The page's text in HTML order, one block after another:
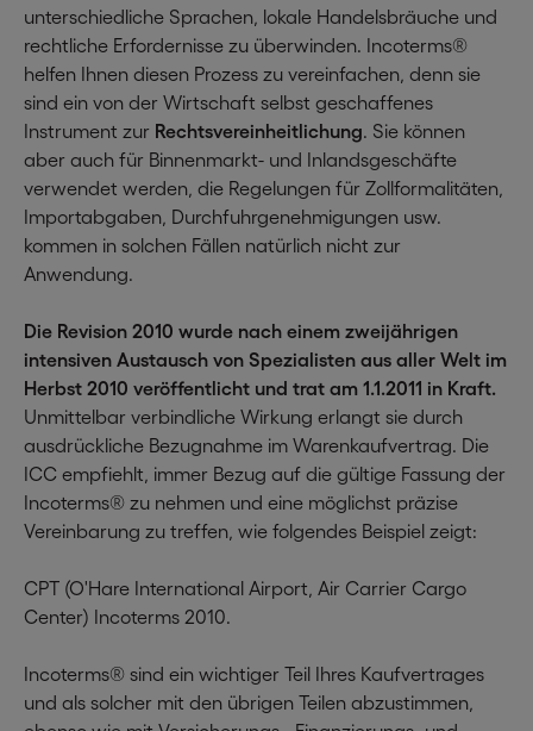
unterschiedliche Sprachen, lokale Handelsbräuche und
rechtliche Erfordernisse zu überwinden. Incoterms®
helfen Ihnen diesen Prozess zu vereinfachen, denn sie
sind ein von der Wirtschaft selbst geschaffenes
Instrument zur Rechtsvereinheitlichung. Sie können
aber auch für Binnenmarkt- und Inlandsgeschäfte
verwendet werden, die Regelungen für Zollformalitäten,
Importabgaben, Durchfuhrgenehmigungen usw.
kommen in solchen Fällen natürlich nicht zur
Anwendung.
Die Revision 2010 wurde nach einem zweijährigen
intensiven Austausch von Spezialisten aus aller Welt im
Herbst 2010 veröffentlicht und trat am 1.1.2011 in Kraft.
Unmittelbar verbindliche Wirkung erlangt sie durch
ausdrückliche Bezugnahme im Warenkaufvertrag. Die
ICC empfiehlt, immer Bezug auf die gültige Fassung der
Incoterms® zu nehmen und eine möglichst präzise
Vereinbarung zu treffen, wie folgendes Beispiel zeigt:
CPT (O'Hare International Airport, Air Carrier Cargo
Center) Incoterms 2010.
Incoterms® sind ein wichtiger Teil Ihres Kaufvertrages
und als solcher mit den übrigen Teilen abzustimmen,